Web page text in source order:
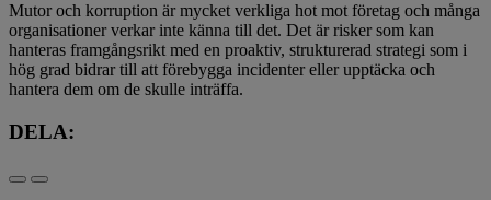
Mutor och korruption är mycket verkliga hot mot företag och många
organisationer verkar inte känna till det. Det är risker som kan
hanteras framgångsrikt med en proaktiv, strukturerad strategi som i
hög grad bidrar till att förebygga incidenter eller upptäcka och
hantera dem om de skulle inträffa.
DELA: